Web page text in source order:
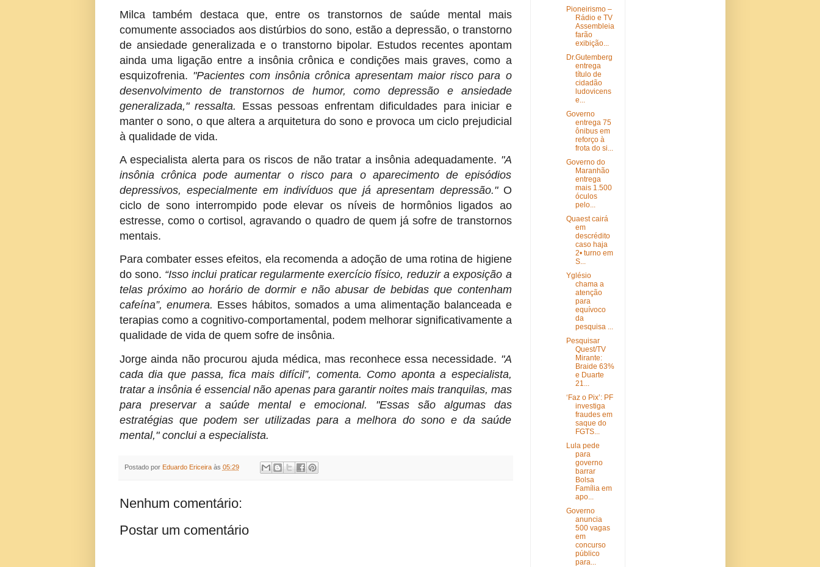
Milca também destaca que, entre os transtornos de saúde mental mais
comumente associados aos distúrbios do sono, estão a depressão, o transtorno
de ansiedade generalizada e o transtorno bipolar. Estudos recentes apontam
ainda uma ligação entre a insônia crônica e condições mais graves, como a
esquizofrenia. "Pacientes com insônia crônica apresentam maior risco para o
desenvolvimento de transtornos de humor, como depressão e ansiedade
generalizada," ressalta. Essas pessoas enfrentam dificuldades para iniciar e
manter o sono, o que altera a arquitetura do sono e provoca um ciclo prejudicial
à qualidade de vida.
A especialista alerta para os riscos de não tratar a insônia adequadamente. "A
insônia crônica pode aumentar o risco para o aparecimento de episódios
depressivos, especialmente em indivíduos que já apresentam depressão."O
ciclo de sono interrompido pode elevar os níveis de hormônios ligados ao
estresse, como o cortisol, agravando o quadro de quem já sofre de transtornos
mentais.
Para combater esses efeitos, ela recomenda a adoção de uma rotina de higiene
do sono. “Isso inclui praticar regularmente exercício físico, reduzir a exposição a
telas próximo ao horário de dormir e não abusar de bebidas que contenham
cafeína”, enumera. Esses hábitos, somados a uma alimentação balanceada e
terapias como a cognitivo-comportamental, podem melhorar significativamente a
qualidade de vida de quem sofre de insônia.
Jorge ainda não procurou ajuda médica, mas reconhece essa necessidade. "A
cada dia que passa, fica mais difícil”, comenta. Como aponta a especialista,
tratar a insônia é essencial não apenas para garantir noites mais tranquilas, mas
para preservar a saúde mental e emocional. "Essas são algumas das
estratégias que podem ser utilizadas para a melhora do sono e da saúde
mental," conclui a especialista.
Postado por Eduardo Ericeira às 05:29
Nenhum comentário:
Postar um comentário
Pioneirismo –
Rádio e TV
Assembleia
farão
exibição...
Dr.Gutemberg
entrega
título de
cidadão
ludovicens
e...
Governo
entrega 75
ônibus em
reforço à
frota do si...
Governo do
Maranhão
entrega
mais 1.500
óculos
pelo...
Quaest cairá
em
descrédito
caso haja
2• turno em
S...
Yglésio
chama a
atenção
para
equívoco
da
pesquisa ...
Pesquisar
Quest/TV
Mirante:
Braide 63%
e Duarte
21...
‘Faz o Pix’: PF
investiga
fraudes em
saque do
FGTS...
Lula pede
para
governo
barrar
Bolsa
Família em
apo...
Governo
anuncia
500 vagas
em
concurso
público
para...